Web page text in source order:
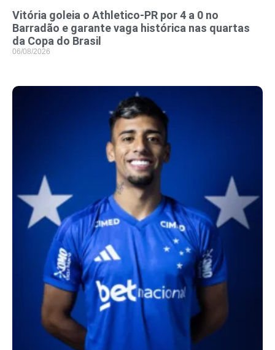
Vitória goleia o Athletico-PR por 4 a 0 no
Barradão e garante vaga histórica nas quartas
da Copa do Brasil
06/08/2026